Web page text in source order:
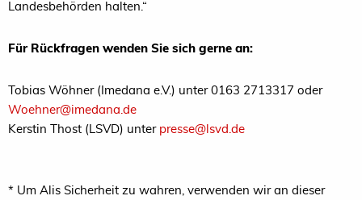
Landesbehörden halten.“
Für Rückfragen wenden Sie sich gerne an:
Tobias Wöhner (Imedana e.V.) unter 0163 2713317 oder
Woehner@imedana.de
Kerstin Thost (LSVD) unter presse@lsvd.de
* Um Alis Sicherheit zu wahren, verwenden wir an dieser